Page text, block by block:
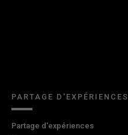
PARTAGE D'EXPÉRIENCES
Partage d'expériences